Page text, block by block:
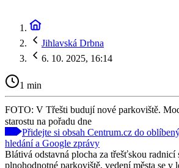
Jihlavská Drbna
6. 10. 2025, 16:14
1 min
FOTO: V Třešti budují nové parkoviště.
starostu na pořadu dne
Přidejte si obsah Centrum.cz do
hledání a Google zprávy
Blátivá odstavná plocha za třešťskou radnicí
plnohodnotné parkoviště, vedení města se v